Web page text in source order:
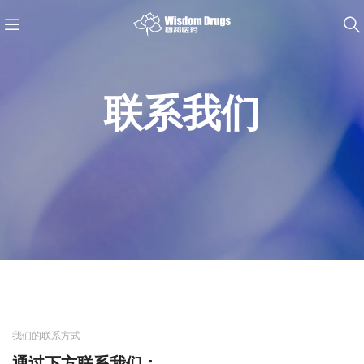
联系我们
我们的联系方式